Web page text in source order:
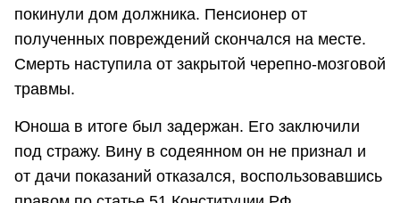
покинули дом должника. Пенсионер от
полученных повреждений скончался на месте.
Смерть наступила от закрытой черепно-мозговой
травмы.
Юноша в итоге был задержан. Его заключили
под стражу. Вину в содеянном он не признал и
от дачи показаний отказался, воспользовавшись